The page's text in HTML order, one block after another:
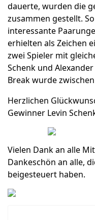
dauerte, wurden die
zusammen gestellt.
interessante
erhielten als Zeichen
zwei Spieler mit
Schenk und
Break wurde
Herzlichen
Gewinner Levin
Vielen Dank an alle
Dankeschön an alle,
beigesteuert haben.